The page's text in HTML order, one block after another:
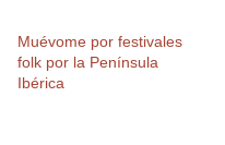
Muévome por festivales
folk por la Península
Ibérica